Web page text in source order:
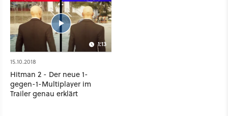
1:13
15.10.2018
Hitman 2 - Der neue 1-
gegen-1-Multiplayer im
Trailer genau erklärt